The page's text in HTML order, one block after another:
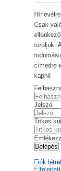
Csak
töröljük.
címedre
kapni!
Jelszó
Titkos
Belépés
Fiók